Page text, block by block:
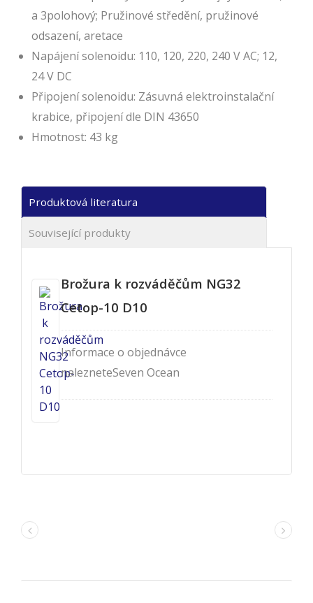
a 3polohový; Pružinové středění, pružinové
odsazení, aretace
Napájení solenoidu: 110, 120, 220, 240 V AC; 12,
24 V DC
Připojení solenoidu: Zásuvná elektroinstalační
krabice, připojení dle DIN 43650
Hmotnost: 43 kg
Produktová literatura
Související produkty
Brožura k rozváděčům NG32
Cetop-10 D10
Informace o objednávce
nalezneteSeven Ocean